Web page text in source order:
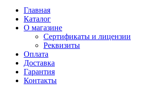
Главная
Каталог
О магазине
Сертификаты и лицензии
Реквизиты
Оплата
Доставка
Гарантия
Контакты